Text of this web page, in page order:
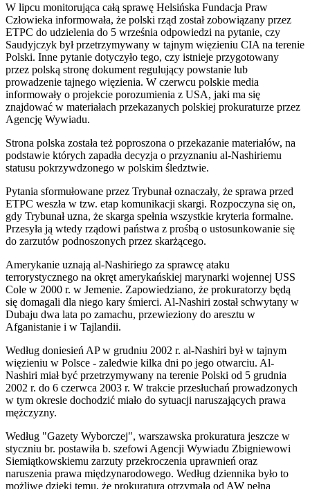
W lipcu monitorująca całą sprawę Helsińska Fundacja Praw
Człowieka informowała, że polski rząd został zobowiązany przez
ETPC do udzielenia do 5 września odpowiedzi na pytanie, czy
Saudyjczyk był przetrzymywany w tajnym więzieniu CIA na terenie
Polski. Inne pytanie dotyczyło tego, czy istnieje przygotowany
przez polską stronę dokument regulujący powstanie lub
prowadzenie tajnego więzienia. W czerwcu polskie media
informowały o projekcie porozumienia z USA, jaki ma się
znajdować w materiałach przekazanych polskiej prokuraturze przez
Agencję Wywiadu.
Strona polska została też poproszona o przekazanie materiałów, na
podstawie których zapadła decyzja o przyznaniu al-Nashiriemu
statusu pokrzywdzonego w polskim śledztwie.
Pytania sformułowane przez Trybunał oznaczały, że sprawa przed
ETPC weszła w tzw. etap komunikacji skargi. Rozpoczyna się on,
gdy Trybunał uzna, że skarga spełnia wszystkie kryteria formalne.
Przesyła ją wtedy rządowi państwa z prośbą o ustosunkowanie się
do zarzutów podnoszonych przez skarżącego.
Amerykanie uznają al-Nashiriego za sprawcę ataku
terrorystycznego na okręt amerykańskiej marynarki wojennej USS
Cole w 2000 r. w Jemenie. Zapowiedziano, że prokuratorzy będą
się domagali dla niego kary śmierci. Al-Nashiri został schwytany w
Dubaju dwa lata po zamachu, przewieziony do aresztu w
Afganistanie i w Tajlandii.
Według doniesień AP w grudniu 2002 r. al-Nashiri był w tajnym
więzieniu w Polsce - zaledwie kilka dni po jego otwarciu. Al-
Nashiri miał być przetrzymywany na terenie Polski od 5 grudnia
2002 r. do 6 czerwca 2003 r. W trakcie przesłuchań prowadzonych
w tym okresie dochodzić miało do sytuacji naruszających prawa
mężczyzny.
Według "Gazety Wyborczej", warszawska prokuratura jeszcze w
styczniu br. postawiła b. szefowi Agencji Wywiadu Zbigniewowi
Siemiątkowskiemu zarzuty przekroczenia uprawnień oraz
naruszenia prawa międzynarodowego. Według dziennika było to
możliwe dzięki temu, że prokuratura otrzymała od AW pełną